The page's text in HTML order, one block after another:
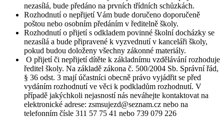
nezasílá, bude předáno na prvních třídních schůzkách.
Rozhodnutí o nepřijetí Vám bude doručeno doporučeně
poštou nebo osobním předáním v ředitelně školy.
Rozhodnutí o přijetí s odkladem povinné školní docházky se
nezasílá a bude připravené k vyzvednutí v kanceláři školy,
pokud budou doloženy všechny zákonné materiály.
O přijetí či nepřijetí dítěte k základnímu vzdělávání rozhoduje
ředitel školy. Na základě zákona č. 500/2004 Sb. Správní řád,
§ 36 odst. 3 mají účastníci obecně právo vyjádřit se před
vydáním rozhodnutí ve věci k podkladům rozhodnutí. V
případě jakýchkoli nejasností nás neváhejte kontaktovat na
elektronické adrese: zsmsujezd@seznam.cz nebo na
telefonním čísle 311 57 75 41 nebo 739 079 226